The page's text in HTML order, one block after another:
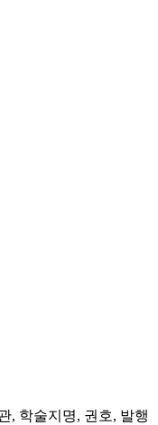
, 학술지명, 권호, 발행